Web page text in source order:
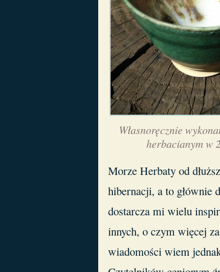
Własnoręcznie
herbacianym w
Morze Herbaty od
hibernacji, a to głównie
dostarcza mi wielu
innych, o czym więcej
wiadomości wiem